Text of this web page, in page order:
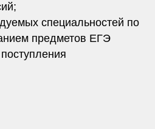
специальностей по
предметов ЕГЭ